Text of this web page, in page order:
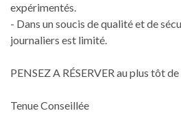
expérimentés.
- Dans un soucis de qualité et de
journaliers est limité.
PENSEZ A RÉSERVER au plus tôt
Tenue Conseillée